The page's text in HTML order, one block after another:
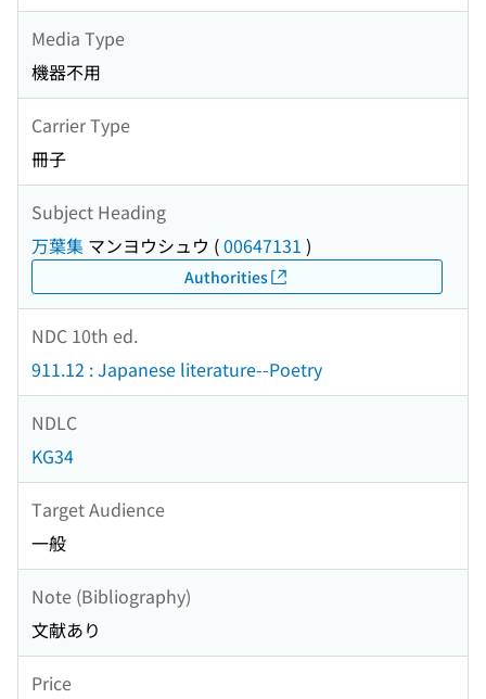
Media Type
機器不用
Carrier Type
冊子
Subject Heading
万葉集 マンヨウシュウ (00647131 )
Authorities
NDC 10th ed.
911.12 : Japanese literature--Poetry
NDLC
KG34
Target Audience
一般
Note (Bibliography)
文献あり
Price